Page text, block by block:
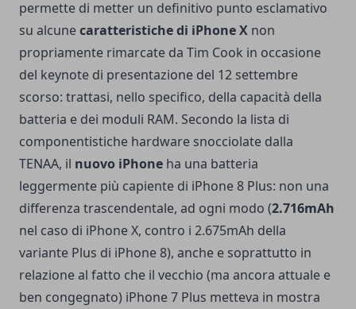
permette di metter un definitivo punto esclamativo
su alcunecaratteristiche di iPhone X non
propriamente rimarcate da Tim Cook in occasione
del keynote di presentazione del 12 settembre
scorso: trattasi, nello specifico, della capacità della
batteria e dei moduli RAM. Secondo la lista di
componentistiche hardware snocciolate dalla
TENAA, il nuovo iPhone ha una batteria
leggermente più capiente di iPhone 8 Plus: non una
differenza trascendentale, ad ogni modo (2.716mAh
nel caso di iPhone X, contro i 2.675mAh della
variante Plus di iPhone 8), anche e soprattutto in
relazione al fatto che il vecchio (ma ancora attuale e
ben congegnato) iPhone 7 Plus metteva in mostra